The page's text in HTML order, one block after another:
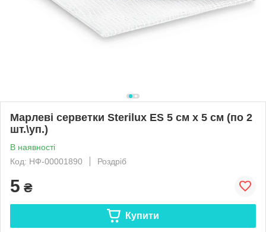
Марлеві серветки Sterilux ES 5 см х 5 см (по 2
шт.\уп.)
В наявності
Код: НФ-00001890
Роздріб
5 ₴
Купити